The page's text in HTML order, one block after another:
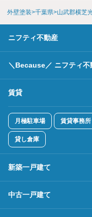
外壁塗装 千葉県 山武郡横芝
ニフティ不動産
＼Because／ ニフティ不
賃貸
月極駐車場 賃貸事務
貸し倉庫
新築一戸建て
中古一戸建て